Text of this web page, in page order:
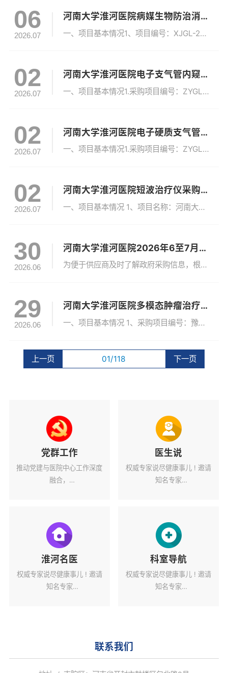
06
2026.07
河南大学淮河医院病媒生物防治消杀项目成交公告
一、项目基本情况1、项目编号：XJGL-26010932、项目名称：河南大学淮河医院病媒生物防治消杀项目3、采购方式：竞争性磋商4、采购公告发布日期：2026年6月22日5、评审日期：2026年7月3日二、成交情况成交人：开封市金鹰有害生物防治服务中心成交价：57000.00元服务期限：2年质量要求：执行国家爱卫会制定标准，消杀质量要以《病媒生物预防控制管理规定》治理标准为依据，不低于此标准；...
02
2026.07
河南大学淮河医院电子支气管内窥镜（儿童）设备采购项目成交公告
一、项目基本情况1.采购项目编号：ZYGL202604-D0062.采购项目名称：河南大学淮河医院电子支气管内窥镜（儿童）设备采购项目3.采购方式：单一来源采购4.采购公告发布日期：2026年6月8日5.评审日期：2026年6月30日二、成交情况采购项目编号采购内容供应商名称地 址成交金额单位备注信息ZYGL202604-D006支气管内窥镜（儿童）的采购、安装、调试、验收、培训、质保期内外服...
02
2026.07
河南大学淮河医院电子硬质支气管镜及手术器械采购项目成交公告
一、项目基本情况1.采购项目编号：ZYGL202604-D0072.采购项目名称：河南大学淮河医院电子硬质支气管镜及手术器械采购项目3.采购方式：竞争性磋商4.采购公告发布日期：2026年6月8日5.评审日期：2026年6月30日二、成交情况采购项目编号采购内容供应商名称地 址成交金额单位备注信息ZYGL202604-D007采购电子硬质支气管镜及手术器械一套，包括但不限于设备的供货、运输、保...
02
2026.07
河南大学淮河医院短波治疗仪采购项目成交公告
一、项目基本情况 1、项目名称：河南大学淮河医院短波治疗仪采购项目2、项目编号：ZZMC-2026-1093、采购方式：竞争性磋商 4、采购公告发布日期：2026年06月08日 5、评审日期：2026年07月01日二、成交情况成交供应商：郑州市荣腾康电子科技有限公司；成交供应商地址：郑州经济技术开发区航海东路2079号醇葡大厦进口葡萄酒仓储物流配送仓库2层208室 ；成交金额：320000.0...
30
2026.06
河南大学淮河医院2026年6至7月政府采购意向
为便于供应商及时了解政府采购信息，根据《河南省财政厅关于开展政府采购意向公开工作的通知》（豫财购〔2020〕8号）等有关规定，现将河南大学淮河医院 2026年6（至）7月采购意向公开如下：序号采购项目名称采购需求概况预算金额（万元）预计采购时间发布时间1河南大学淮河医院布草洗涤配送服务项目河南大学淮河医院布草洗涤配送服务服务期2年预算金额：487.7493万元487.752026年7月2026...
29
2026.06
河南大学淮河医院多模态肿瘤治疗系统采购项目成交公告
一、项目基本情况 1、采购项目编号：豫财单一采购-2026-722、采购项目名称：河南大学淮河医院多模态肿瘤治疗系统采购项目3、采购方式：单一来源4、评审日期：2026年06月26日二、成交情况包号采购内容供应商名称地址中标金额单位备注信息包1多模态肿瘤治疗系统（MTT-P1）1套，包括供货、运输、保险、装卸、安装、检测、调试、试运行、验收交付、培训、技术支持、软件升级、售后保修及相关伴随服务...
上一页 01/118 下一页
党群工作
推动党建与医院中心工作深度
融合，
医生说
权威专家说尽健康事儿 ! 邀请
知名专家
淮河名医
权威专家说尽健康事儿 ! 邀请
知名专家
科室导航
权威专家说尽健康事儿 ! 邀请
知名专家
联系我们